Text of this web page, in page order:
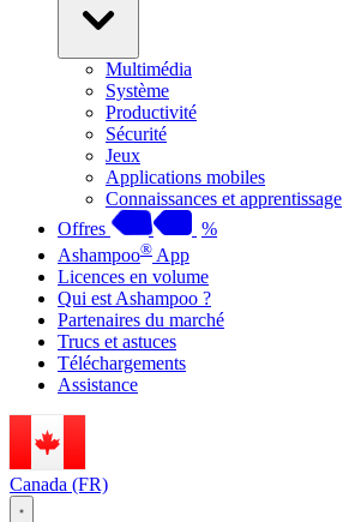
Multimédia
Système
Productivité
Sécurité
Jeux
Applications mobiles
Connaissances et apprentissage
Offres
%
Ashampoo® App
Licences en volume
Qui est Ashampoo ?
Partenaires du marché
Trucs et astuces
Téléchargements
Assistance
Canada (FR)